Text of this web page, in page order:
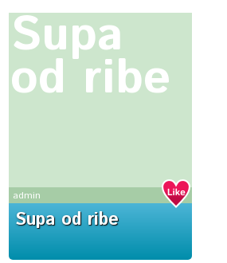
Supa
od ribe
admin
Supa od ribe